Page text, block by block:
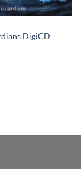
DigiCD